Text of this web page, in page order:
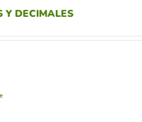
Y DECIMALES